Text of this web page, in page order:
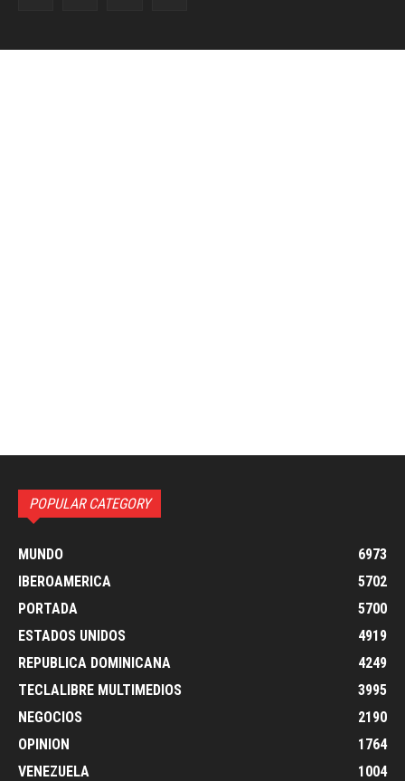
POPULAR CATEGORY
MUNDO
6973
IBEROAMERICA
5702
PORTADA
5700
ESTADOS UNIDOS
4919
REPUBLICA DOMINICANA
4249
TECLALIBRE MULTIMEDIOS
3995
NEGOCIOS
2190
OPINION
1764
VENEZUELA
1004